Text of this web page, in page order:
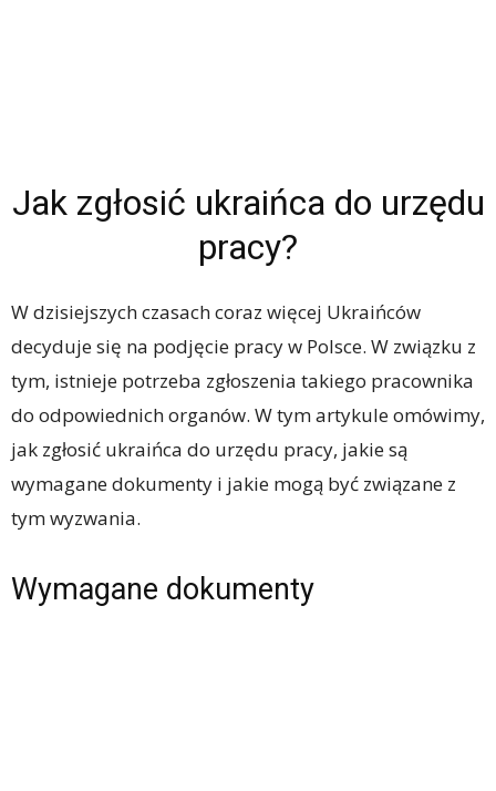
Jak zgłosić ukraińca do urzędu
pracy?
W dzisiejszych czasach coraz więcej Ukraińców
decyduje się na podjęcie pracy w Polsce. W związku z
tym, istnieje potrzeba zgłoszenia takiego pracownika
do odpowiednich organów. W tym artykule omówimy,
jak zgłosić ukraińca do urzędu pracy, jakie są
wymagane dokumenty i jakie mogą być związane z
tym wyzwania.
Wymagane dokumenty